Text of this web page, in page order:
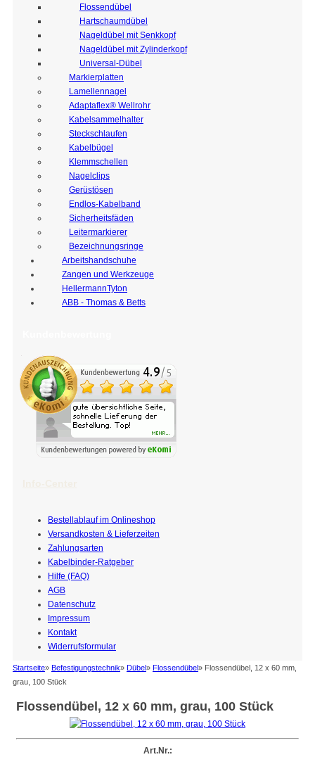
Flossendübel
Hartschaumdübel
Nageldübel mit Senkkopf
Nageldübel mit Zylinderkopf
Universal-Dübel
Markierplatten
Lamellennagel
Adaptaflex® Wellrohr
Kabelsammelhalter
Steckschlaufen
Kabelbügel
Klemmschellen
Nagelclips
Gerüstösen
Endlos-Kabelband
Sicherheitsfäden
Leitermarkierer
Bezeichnungsringe
Arbeitshandschuhe
Zangen und Werkzeuge
HellermannTyton
ABB - Thomas & Betts
Bestellablauf im Onlineshop
Versandkosten & Lieferzeiten
Zahlungsarten
Kabelbinder-Ratgeber
Hilfe (FAQ)
AGB
Datenschutz
Impressum
Kontakt
Widerrufsformular
Startseite» Befestigungstechnik» Dübel» Flossendübel» Flossendübel, 12 x 60 mm,
grau, 100 Stück
Flossendübel, 12 x 60 mm, grau, 100 Stück
Art.Nr.: